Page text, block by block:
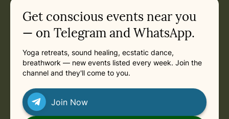
Saturday, August 15, 2026 at 1:15 PMin Berlin
Saturday, August 22, 2026 at 1:15 PMin Berlin
Saturday, August 29, 2026 at 1:15 PM
Related appointments
Previous: Saturday, August 1, 2026 at 1:15 PMin Berlin
Next: Saturday, August 15, 2026 at 1:15 PMin Berlin
Get conscious events near you
— on Telegram and WhatsApp.
Yoga retreats, sound healing, ecstatic dance,
breathwork — new events listed every week. Join the
channel and they'll come to you.
Join Now